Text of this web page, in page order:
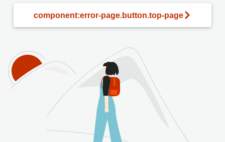
component:error-page.button.top-page